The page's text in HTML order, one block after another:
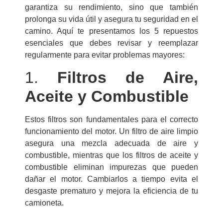
garantiza su rendimiento, sino que también
prolonga su vida útil y asegura tu seguridad en el
camino. Aquí te presentamos los 5 repuestos
esenciales que debes revisar y reemplazar
regularmente para evitar problemas mayores:
1. Filtros de Aire,
Aceite y Combustible
Estos filtros son fundamentales para el correcto
funcionamiento del motor. Un filtro de aire limpio
asegura una mezcla adecuada de aire y
combustible, mientras que los filtros de aceite y
combustible eliminan impurezas que pueden
dañar el motor. Cambiarlos a tiempo evita el
desgaste prematuro y mejora la eficiencia de tu
camioneta.